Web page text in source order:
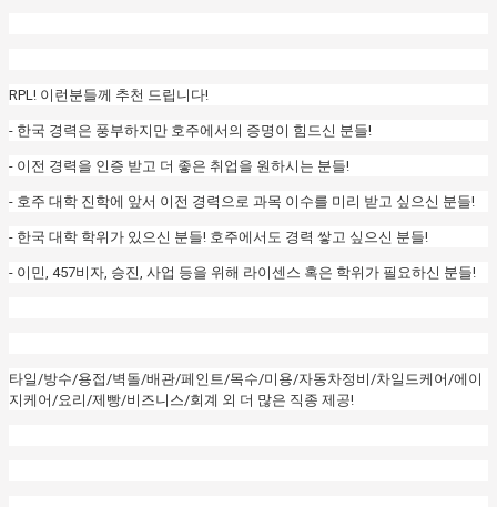
RPL! 이런분들께 추천 드립니다!
- 한국 경력은 풍부하지만 호주에서의 증명이 힘드신 분들!
- 이전 경력을 인증 받고 더 좋은 취업을 원하시는 분들!
- 호주 대학 진학에 앞서 이전 경력으로 과목 이수를 미리 받고 싶으신 분들!
- 한국 대학 학위가 있으신 분들! 호주에서도 경력 쌓고 싶으신 분들!
- 이민, 457비자, 승진, 사업 등을 위해 라이센스 혹은 학위가 필요하신 분들!
타일/방수/용접/벽돌/배관/페인트/목수/미용/자동차정비/차일드케어/에이
지케어/요리/제빵/비즈니스/회계 외 더 많은 직종 제공!